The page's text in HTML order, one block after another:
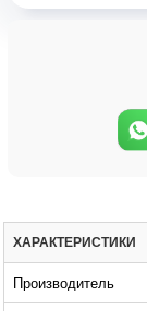
ХАРАКТЕРИСТИКИ
Производитель